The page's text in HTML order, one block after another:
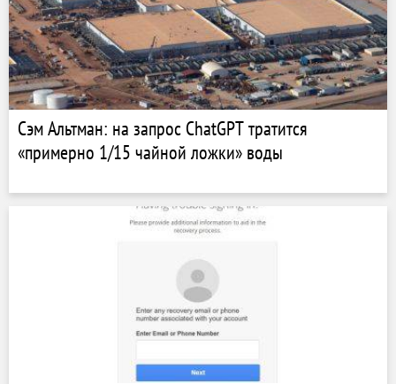
Сэм Альтман: на запрос ChatGPT тратится
«примерно 1/15 чайной ложки» воды